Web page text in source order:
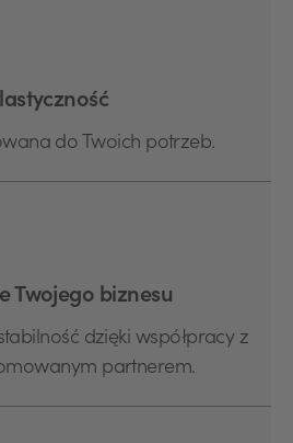
do Twoich potrzeb.
Twojego biznesu
dzięki współpracy z
partnerem.